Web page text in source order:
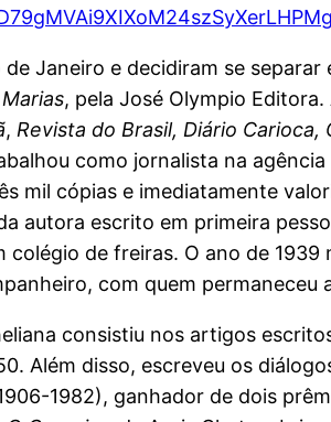
Janeiro e decidiram se
, pela José Olympio
, Revista do Brasil, Diário
como jornalista na
mil cópias e imediatamente
autora escrito em primeira
de freiras. O ano de
com quem permaneceu
consistiu nos artigos
Além disso, escreveu os
1982), ganhador de dois